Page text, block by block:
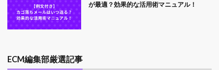
が最適？効果的な活用術マニュアル！
ECM編集部厳選記事